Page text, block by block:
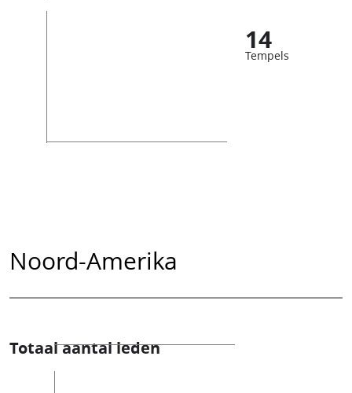
14
Tempels
Noord-Amerika
Totaal aantal leden